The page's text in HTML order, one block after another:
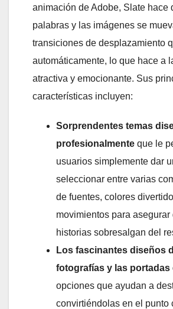
animación de Adobe, Slate hace
palabras y las imágenes se
transiciones de desplazamiento
automáticamente, lo que hace a
atractiva y emocionante. Sus
características incluyen:
Sorprendentes temas
profesionalmente que le
usuarios simplemente dar
seleccionar entre varias
de fuentes, colores
movimientos para asegurar
historias sobresalgan del
Los fascinantes diseños
fotografías y las portadas
opciones que ayudan a
convirtiéndolas en el punto